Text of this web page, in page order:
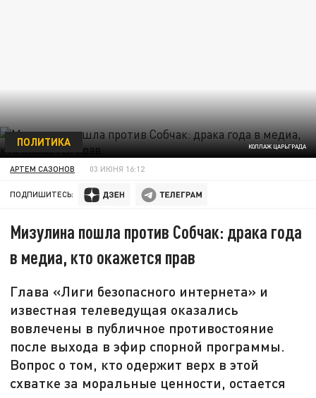
КОЛЛАЖ ЦАРЬГРАДА
ПОЛИТИКА
АРТЕМ САЗОНОВ 03 ИЮНЯ 16:12
ПОДПИШИТЕСЬ:
Мизулина пошла против Собчак: драка года
в медиа, кто окажется прав
Глава «Лиги безопасного интернета» и
известная телеведущая оказались
вовлечены в публичное противостояние
после выхода в эфир спорной программы.
Вопрос о том, кто одержит верх в этой
схватке за моральные ценности, остается